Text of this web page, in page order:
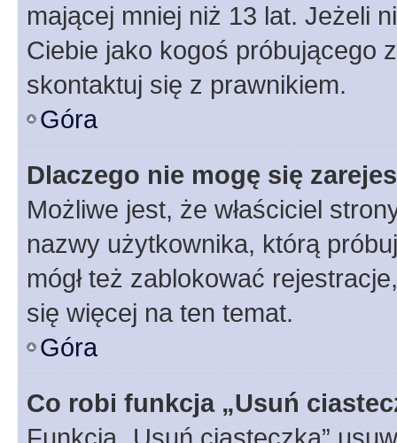
mającej mniej niż 13 lat. Jeżeli
Ciebie jako kogoś próbującego
skontaktuj się z prawnikiem.
Góra
Dlaczego nie mogę się
Możliwe jest, że właściciel
nazwy użytkownika, którą
mógł też zablokować
się więcej na ten temat.
Góra
Co robi funkcja „Usuń